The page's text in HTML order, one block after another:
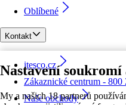
Nastavení soukromí
My a našich 18 partnerů
Oblíbené
Kontakt
itesco.cz
Zákaznické centrum - 800
Naše obchody